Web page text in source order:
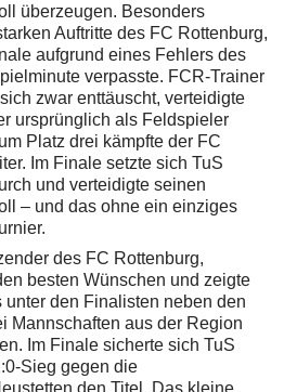
überzeugen. Besonders
Auftritte des FC Rottenburg,
aufgrund eines Fehlers des
verpasste. FCR-Trainer
zwar enttäuscht, verteidigte
ursprünglich als Feldspieler
Platz drei kämpfte der FC
Im Finale setzte sich TuS
und verteidigte seinen
– und das ohne ein einziges
des FC Rottenburg,
besten Wünschen und zeigte
unter den Finalisten neben den
Mannschaften aus der Region
Im Finale sicherte sich TuS
Sieg gegen die
den Titel. Das kleine